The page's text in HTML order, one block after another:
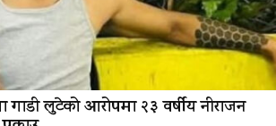
लुटेको आरोपमा २३ वर्षीय नीराजन